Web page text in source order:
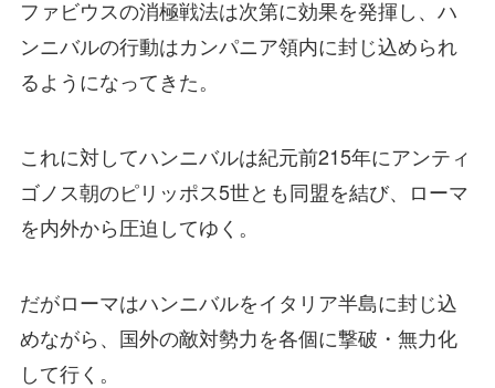
ファビウスの消極戦法は次第に効果を発揮し、ハ
ンニバルの行動はカンパニア領内に封じ込められ
るようになってきた。
これに対してハンニバルは紀元前215年にアンティ
ゴノス朝のピリッポス5世とも同盟を結び、ローマ
を内外から圧迫してゆく。
だがローマはハンニバルをイタリア半島に封じ込
めながら、国外の敵対勢力を各個に撃破・無力化
して行く。